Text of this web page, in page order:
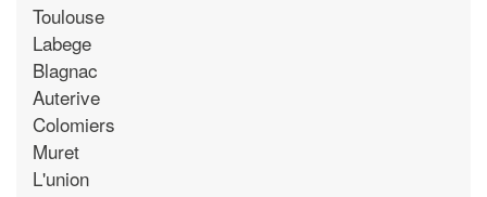
Toulouse
Labege
Blagnac
Auterive
Colomiers
Muret
L'union